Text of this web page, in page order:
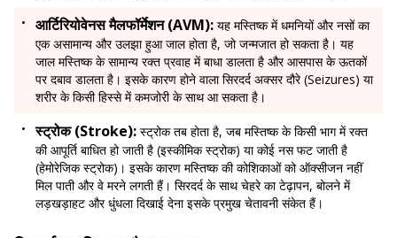
आर्टिरियोवेनस मैलफॉर्मेशन (AVM): यह मस्तिष्क में धमनियों और नसों का
एक असामान्य और उलझा हुआ जाल होता है, जो जन्मजात हो सकता है। यह
जाल मस्तिष्क के सामान्य रक्त प्रवाह में बाधा डालता है और आसपास के ऊतकों
पर दबाव डालता है। इसके कारण होने वाला सिरदर्द अक्सर दौरे (Seizures) या
शरीर के किसी हिस्से में कमजोरी के साथ आ सकता है।
स्ट्रोक (Stroke): स्ट्रोक तब होता है, जब मस्तिष्क के किसी भाग में रक्त
की आपूर्ति बाधित हो जाती है (इस्कीमिक स्ट्रोक) या कोई नस फट जाती है
(हेमोरेजिक स्ट्रोक)। इसके कारण मस्तिष्क की कोशिकाओं को ऑक्सीजन नहीं
मिल पाती और वे मरने लगती हैं। सिरदर्द के साथ चेहरे का टेढ़ापन, बोलने में
लड़खड़ाहट और धुंधला दिखाई देना इसके प्रमुख चेतावनी संकेत हैं।